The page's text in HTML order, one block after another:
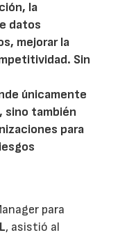
la
datos
mejorar la
Sin
únicamente
sino también
para
para
, asistió al